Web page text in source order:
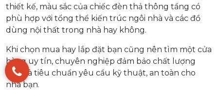
thiết kế, màu sắc của chiếc đèn thả thông tầng có
phù hợp với tổng thể kiến trúc ngôi nhà và các đồ
dùng nội thất trong nhà hay không.
Khi chọn mua hay lắp đặt bạn cũng nên tìm một cửa
hàng uy tín, chuyên nghiệp đảm bảo chất lượng
đèn và tiêu chuẩn yêu cầu kỹ thuật, an toàn cho
nhà bạn.